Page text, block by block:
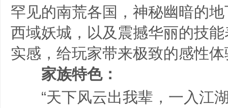
罕见的南荒各国，神秘幽暗的
西域妖城，以及震撼华丽的技
实感，给玩家带来极致的感性
家族特色：
“天下风云出我辈，一入江湖